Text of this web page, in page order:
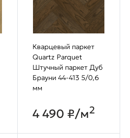
Кварцевый паркет
Quartz Parquet
Штучный паркет Дуб
Брауни 44-413 5/0,6
мм
4 490 ₽/м2